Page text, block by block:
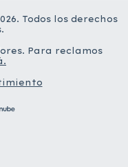
Todos los derechos
Para reclamos